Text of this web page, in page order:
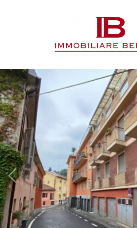
IMMOBILI
SERVIZI
CONTATTI
Contratto
Qualsiasi
Vendita
Affitto
Scegli
dove
cercare